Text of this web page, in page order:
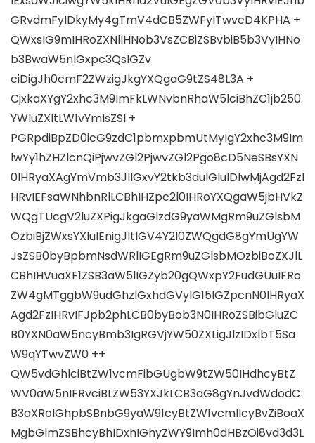
GRvdmFyIDkyMy4gTmV4dCB5ZWFyITwvcD4KPHA +
QWxsIG9mIHRoZXNlIHNob3VsZCBiZSBvbiB5b3VyIHNo
b3BwaW5nIGxpc3QsIGZv
ciDigJh0cmF2ZWzigJkgYXQgaG9tZS48L3A ​​+
CjxkaXYgY2xhc3M9ImFkLWNvbnRhaW5lciBhZC1jb250
YWluZXItLW1vYmlsZSI +
PGRpdiBpZD0icG9zdC1pbmxpbmUtMyIgY2xhc3M9Im
lwYy1hZHZlcnQiPjwvZGl2PjwvZGl2Pgo8cD5NeSBsYXN
0IHRyaXAgYmVmb3JlIGxvY2tkb3duIGluIDIwMjAgd2FzI
HRvIEFsaWNhbnRlLCBhIHZpc2l0IHRoYXQgaW5jbHVkZ
WQgTUcgV2luZXPigJkgaGlzdG9yaWMgRm9uZGlsbM
OzbiBjZWxsYXIuIEnigJltIGV4Y2l0ZWQgdG8gYmUgYW
JsZSB0byBpbmNsdWRlIGEgRm9uZGlsbMOzbiBoZXJlL
CBhIHVuaXF1ZSB3aW5lIGZyb20gQWxpY2FudGUuIFRo
ZW4gMTggbW9udGhzIGxhdGVyIG15IGZpcnN0IHRyaX
Agd2FzIHRvIFJpb2phLCB0byBob3N0IHRoZSBibGluZC
B0YXN0aW5ncyBmb3IgRGVjYW50ZXLigJlzIDxlbT5Sa
W9qYTwvZW0 ++
QW5vdGhlciBtZW1vcmFibGUgbW9tZW50IHdhcyBtZ
WV0aW5nIFRvciBLZW53YXJkLCB3aG8gYnJvdWdodC
B3aXRoIGhpbSBnbG9yaW91cyBtZW1vcmllcyBvZiBoaX
MgbGlmZSBhcyBhIDxhIGhyZWY9Imh0dHBzOi8vd3d3L